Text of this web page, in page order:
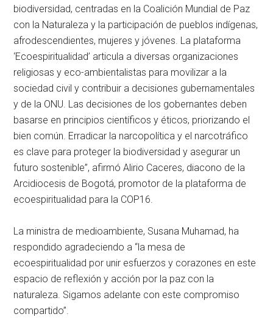
biodiversidad, centradas en la Coalición Mundial de Paz
con la Naturaleza y la participación de pueblos indígenas,
afrodescendientes, mujeres y jóvenes. La plataforma
‘Ecoespiritualidad’ articula a diversas organizaciones
religiosas y eco-ambientalistas para movilizar a la
sociedad civil y contribuir a decisiones gubernamentales
y de la ONU. Las decisiones de los gobernantes deben
basarse en principios científicos y éticos, priorizando el
bien común. Erradicar la narcopolítica y el narcotráfico
es clave para proteger la biodiversidad y asegurar un
futuro sostenible”, afirmó Alirio Caceres, diacono de la
Arcidiocesis de Bogotá, promotor de la plataforma de
ecoespiritualidad para la COP16.
La ministra de medioambiente, Susana Muhamad, ha
respondido agradeciendo a “la mesa de
ecoespiritualidad por unir esfuerzos y corazones en este
espacio de reflexión y acción por la paz con la
naturaleza. Sigamos adelante con este compromiso
compartido”.